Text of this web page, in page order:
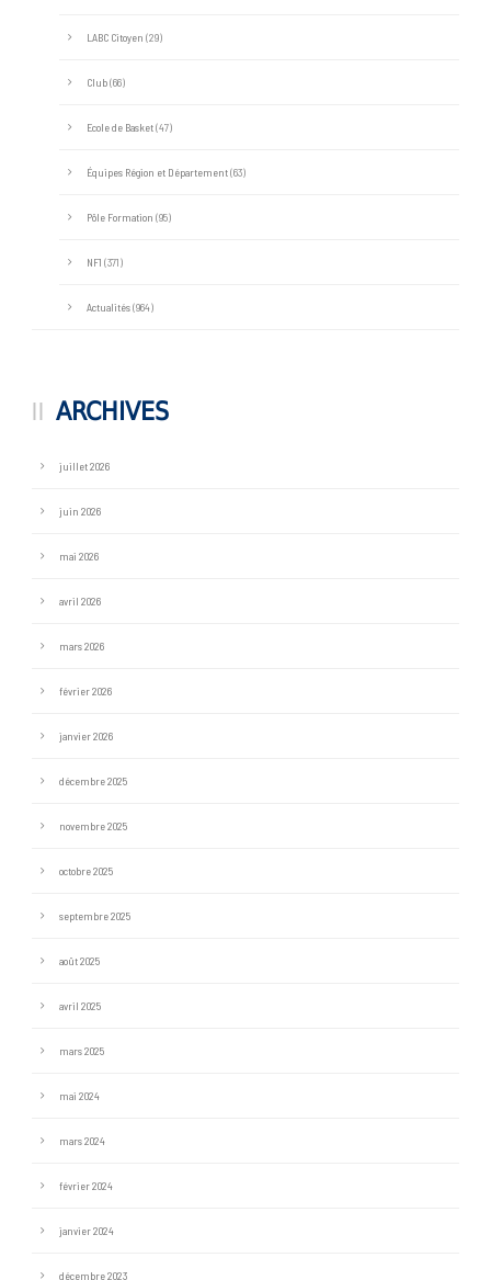
LABC Citoyen (29)
Club(66)
Ecole de Basket(47)
Équipes Région et Département(63)
Pôle Formation (95)
NF1 (371)
Actualités(964)
ARCHIVES
juillet 2026
juin 2026
mai 2026
avril 2026
mars 2026
février 2026
janvier 2026
décembre 2025
novembre 2025
octobre 2025
septembre 2025
août 2025
avril 2025
mars 2025
mai 2024
mars 2024
février 2024
janvier 2024
décembre 2023